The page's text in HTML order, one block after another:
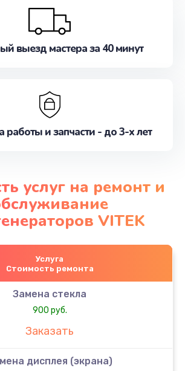
выезд мастера за 40 минут
работы и запчасти - до 3-х лет
услуг на ремонт и
VITEK
Услуга
Стоимость ремонта
Замена стекла
900 руб.
Заказать
дисплея (экрана)